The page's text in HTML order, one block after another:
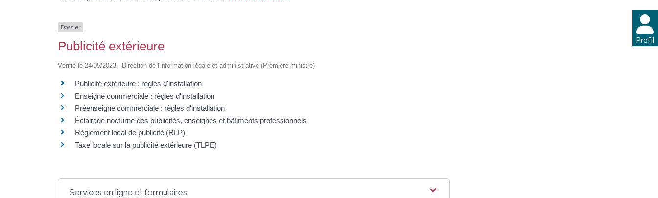
Profil
Dossier
Publicité extérieure
Vérifié le 24/05/2023 - Direction de l'information légale et administrative (Première ministre)
Publicité extérieure : règles d'installation
Enseigne commerciale : règles d'installation
Préenseigne commerciale : règles d'installation
Éclairage nocturne des publicités, enseignes et bâtiments professionnels
Règlement local de publicité (RLP)
Taxe locale sur la publicité extérieure (TLPE)
Services en ligne et formulaires